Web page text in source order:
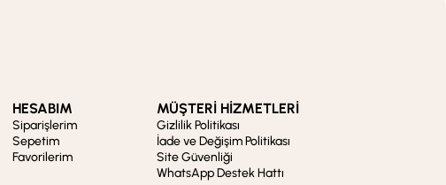
HESABIM
Siparişlerim
Sepetim
Favorilerim
MÜŞTERİ HİZMETLERİ
Gizlilik Politikası
İade ve Değişim Politikası
Site Güvenliği
WhatsApp Destek Hattı